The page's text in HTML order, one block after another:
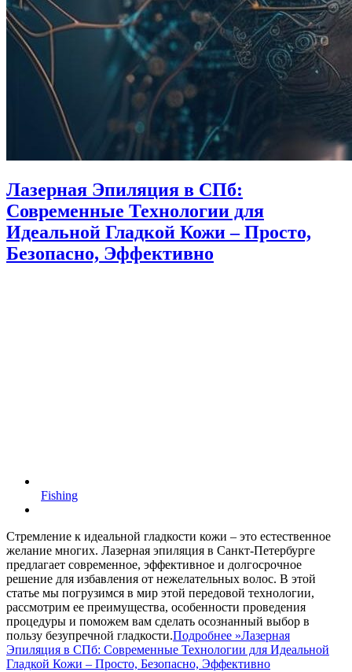
Лазерная Эпиляция в СПб:
Современные Технологии для
Идеальной Гладкой Кожи – Просто,
Безопасно, Эффективно
Fishing
Стремление к идеальной гладкости кожи – это естественное
желание многих. Лазерная эпиляция в Санкт-Петербурге
предлагает современное, эффективное и долгосрочное
решение для избавления от нежелательных волос. В этой
статье мы погрузимся в мир этой передовой технологии,
рассмотрим ее преимущества, особенности проведения
процедуры и поможем вам сделать осознанный выбор в
пользу безупречной гладкости.Подробнее »Лазерная
Эпиляция в СПб: Современные Технологии для Идеальной
Гладкой Кожи – Просто, Безопасно, Эффективно